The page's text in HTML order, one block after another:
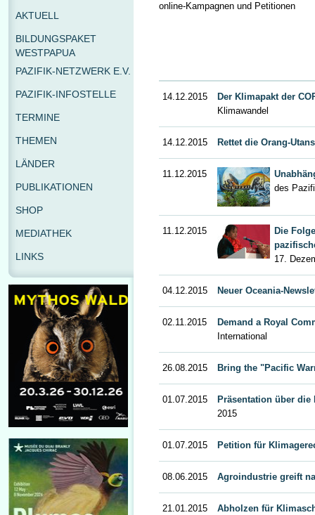
online-Kampagnen und Petitionen
14.12.2015
Der Klimapakt der
Klimawandel
14.12.2015 Rettet die Orang-
11.12.2015
des
11.12.2015
Die
17.
04.12.2015 Neuer Oceania-
02.11.2015
Demand a Royal
International
26.08.2015 Bring the "Pacific
01.07.2015
Präsentation über
2015
01.07.2015 Petition für
08.06.2015 Agroindustrie greift
21.01.2015 Abholzen für
AKTUELL
BILDUNGSPAKET
WESTPAPUA
PAZIFIK-NETZWERK E.V.
PAZIFIK-INFOSTELLE
TERMINE
THEMEN
LÄNDER
PUBLIKATIONEN
SHOP
MEDIATHEK
LINKS